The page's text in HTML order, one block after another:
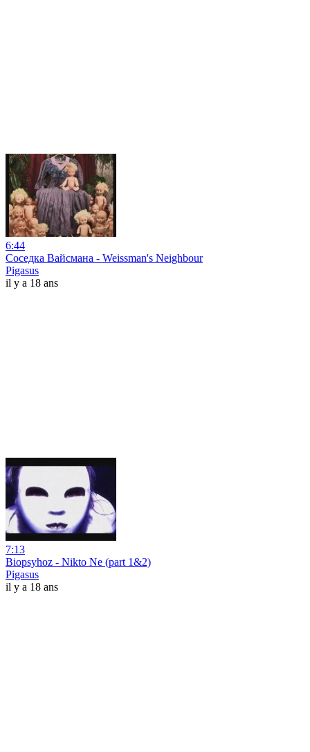
6:44
Соседка Вайсмана - Weissman's Neighbour
Pigasus
il y a 18 ans
7:13
Biopsyhoz - Nikto Ne (part 1&2)
Pigasus
il y a 18 ans